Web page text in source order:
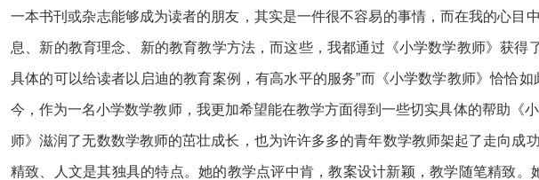
一本书刊或杂志能够成为读者的朋友，其实是一件很不容易的事情，而在我的心
息、新的教育理念、新的教育教学方法，而这些，我都通过《小学数学教师》获
具体的可以给读者以启迪的教育案例，有高水平的服务”而《小学数学教师》恰恰
今，作为一名小学数学教师，我更加希望能在教学方面得到一些切实具体的帮助《
师》滋润了无数数学教师的茁壮成长，也为许许多多的青年数学教师架起了走向成
精致、人文是其独具的特点。她的教学点评中肯，教案设计新颖，教学随笔精致